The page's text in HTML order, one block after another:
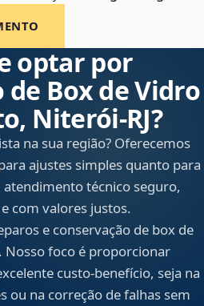
optar por
Box de Vidro
Niterói‑RJ?
na sua região? Oferecemos
ajustes simples quanto para
técnico seguro,
com valores justos.
e conservação de box de
Nosso foco é proporcionar
custo-benefício, seja na
ou na correção de falhas sem